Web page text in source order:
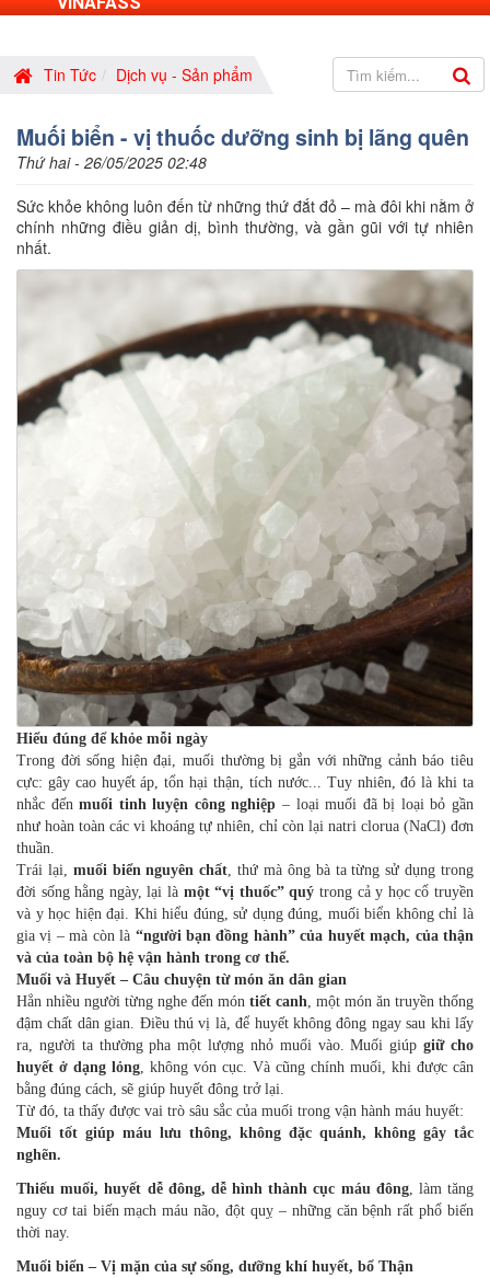
Tin Tức Dịch vụ - Sản phẩm
Muối biển - vị thuốc dưỡng sinh bị lãng quên
Thứ hai - 26/05/2025 02:48
Sức khỏe không luôn đến từ những thứ đắt đỏ – mà đôi khi nằm ở
chính những điều giản dị, bình thường, và gần gũi với tự nhiên
nhất.
Hiểu đúng để khỏe mỗi ngày
Trong đời sống hiện đại, muối thường bị gắn với những cảnh báo tiêu
cực: gây cao huyết áp, tổn hại thận, tích nước... Tuy nhiên, đó là khi ta
nhắc đếnmuối tinh luyện công nghiệp – loại muối đã bị loại bỏ gần
như hoàn toàn các vi khoáng tự nhiên, chỉ còn lại natri clorua (NaCl) đơn
thuần.
Trái lại, muối biển nguyên chất, thứ mà ông bà ta từng sử dụng trong
đời sống hằng ngày, lại là một “vị thuốc” quý trong cả y học cổ truyền
và y học hiện đại. Khi hiểu đúng, sử dụng đúng, muối biển không chỉ là
gia vị – mà còn là “người bạn đồng hành” của huyết mạch, của thận
và của toàn bộ hệ vận hành trong cơ thể.
Muối và Huyết – Câu chuyện từ món ăn dân gian
Hẳn nhiều người từng nghe đến món tiết canh, một món ăn truyền thống
đậm chất dân gian. Điều thú vị là, để huyết không đông ngay sau khi lấy
ra, người ta thường pha một lượng nhỏ muối vào. Muối giúpgiữ cho
huyết ở dạng lỏng, không vón cục. Và cũng chính muối, khi được cân
bằng đúng cách, sẽ giúp huyết đông trở lại.
Từ đó, ta thấy được vai trò sâu sắc của muối trong vận hành máu huyết:
Muối tốt giúp máu lưu thông, không đặc quánh, không gây tắc
nghẽn.
Thiếu muối, huyết dễ đông, dễ hình thành cục máu đông, làm tăng
nguy cơ tai biến mạch máu não, đột quỵ – những căn bệnh rất phổ biến
thời nay.
Muối biển – Vị mặn của sự sống, dưỡng khí huyết, bổ Thận